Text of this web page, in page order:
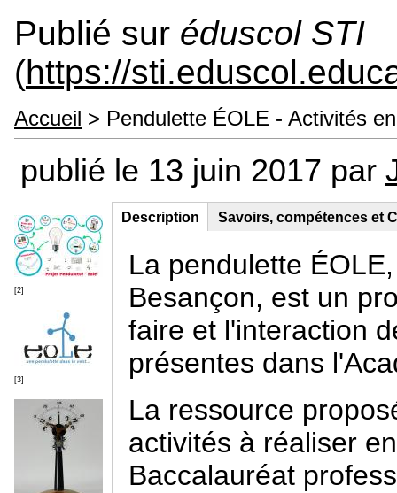
Publié sur éduscol STI
(https://
Accueil > Pendulette ÉOLE - Activités
publié le 13 juin 2017 par
[2]
[3]
Contenu principal
Description (onglet
actif)
Savoirs, compétences et
La pendulette
Besançon, est un
faire et l'interaction
présentes dans
La ressource
activités à réaliser
Baccalauréat